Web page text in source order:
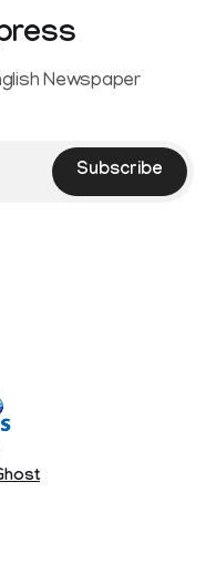
Newspaper
Subscribe